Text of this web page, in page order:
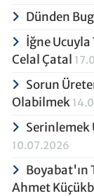
Dünden
İğne
Celal Çatal
Sorun
Olabilmek
Serinlemek
10.07.2026
Boyabat'ın
Ahmet